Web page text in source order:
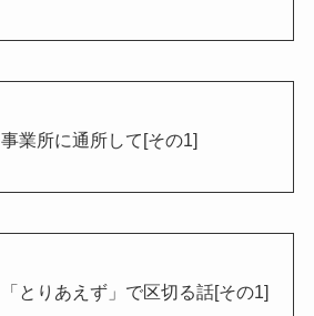
事業所に通所して[その1]
「とりあえず」で区切る話[その1]